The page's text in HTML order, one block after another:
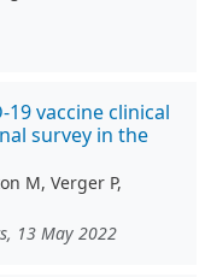
vaccine clinical
survey in the
M, Verger P,
13 May 2022